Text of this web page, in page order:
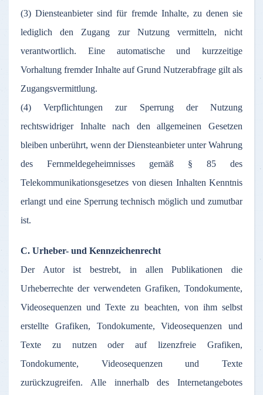
(3) Diensteanbieter sind für fremde Inhalte, zu denen sie
lediglich den Zugang zur Nutzung vermitteln, nicht
verantwortlich. Eine automatische und kurzzeitige
Vorhaltung fremder Inhalte auf Grund Nutzerabfrage gilt als
Zugangsvermittlung.
(4) Verpflichtungen zur Sperrung der Nutzung
rechtswidriger Inhalte nach den allgemeinen Gesetzen
bleiben unberührt, wenn der Diensteanbieter unter Wahrung
des Fernmeldegeheimnisses gemäß § 85 des
Telekommunikationsgesetzes von diesen Inhalten Kenntnis
erlangt und eine Sperrung technisch möglich und zumutbar
ist.
C. Urheber- und Kennzeichenrecht
Der Autor ist bestrebt, in allen Publikationen die
Urheberrechte der verwendeten Grafiken, Tondokumente,
Videosequenzen und Texte zu beachten, von ihm selbst
erstellte Grafiken, Tondokumente, Videosequenzen und
Texte zu nutzen oder auf lizenzfreie Grafiken,
Tondokumente, Videosequenzen und Texte
zurückzugreifen. Alle innerhalb des Internetangebotes